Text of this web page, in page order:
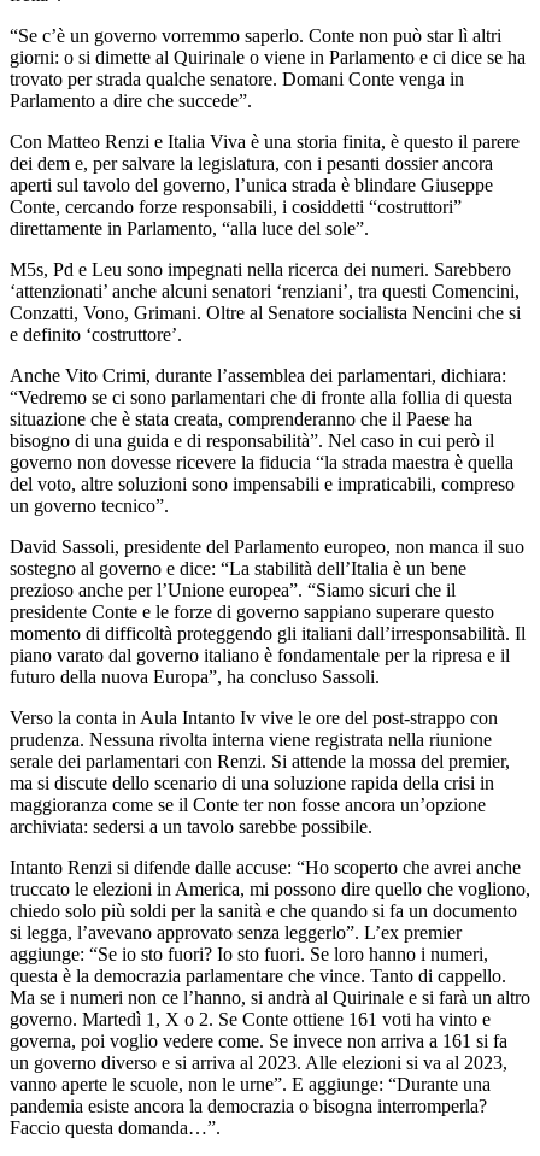
“Se c’è un governo vorremmo saperlo. Conte non può star lì altri
giorni: o si dimette al Quirinale o viene in Parlamento e ci dice se ha
trovato per strada qualche senatore. Domani Conte venga in
Parlamento a dire che succede”.
Con Matteo Renzi e Italia Viva è una storia finita, è questo il parere
dei dem e, per salvare la legislatura, con i pesanti dossier ancora
aperti sul tavolo del governo, l’unica strada è blindare Giuseppe
Conte, cercando forze responsabili, i cosiddetti “costruttori”
direttamente in Parlamento, “alla luce del sole”.
M5s, Pd e Leu sono impegnati nella ricerca dei numeri. Sarebbero
‘attenzionati’ anche alcuni senatori ‘renziani’, tra questi Comencini,
Conzatti, Vono, Grimani. Oltre al Senatore socialista Nencini che si
e definito ‘costruttore’.
Anche Vito Crimi, durante l’assemblea dei parlamentari, dichiara:
“Vedremo se ci sono parlamentari che di fronte alla follia di questa
situazione che è stata creata, comprenderanno che il Paese ha
bisogno di una guida e di responsabilità”. Nel caso in cui però il
governo non dovesse ricevere la fiducia “la strada maestra è quella
del voto, altre soluzioni sono impensabili e impraticabili, compreso
un governo tecnico”.
David Sassoli, presidente del Parlamento europeo, non manca il suo
sostegno al governo e dice: “La stabilità dell’Italia è un bene
prezioso anche per l’Unione europea”. “Siamo sicuri che il
presidente Conte e le forze di governo sappiano superare questo
momento di difficoltà proteggendo gli italiani dall’irresponsabilità. Il
piano varato dal governo italiano è fondamentale per la ripresa e il
futuro della nuova Europa”, ha concluso Sassoli.
Verso la conta in Aula Intanto Iv vive le ore del post-strappo con
prudenza. Nessuna rivolta interna viene registrata nella riunione
serale dei parlamentari con Renzi. Si attende la mossa del premier,
ma si discute dello scenario di una soluzione rapida della crisi in
maggioranza come se il Conte ter non fosse ancora un’opzione
archiviata: sedersi a un tavolo sarebbe possibile.
Intanto Renzi si difende dalle accuse: “Ho scoperto che avrei anche
truccato le elezioni in America, mi possono dire quello che vogliono,
chiedo solo più soldi per la sanità e che quando si fa un documento
si legga, l’avevano approvato senza leggerlo”. L’ex premier
aggiunge: “Se io sto fuori? Io sto fuori. Se loro hanno i numeri,
questa è la democrazia parlamentare che vince. Tanto di cappello.
Ma se i numeri non ce l’hanno, si andrà al Quirinale e si farà un altro
governo. Martedì 1, X o 2. Se Conte ottiene 161 voti ha vinto e
governa, poi voglio vedere come. Se invece non arriva a 161 si fa
un governo diverso e si arriva al 2023. Alle elezioni si va al 2023,
vanno aperte le scuole, non le urne”. E aggiunge: “Durante una
pandemia esiste ancora la democrazia o bisogna interromperla?
Faccio questa domanda…”.